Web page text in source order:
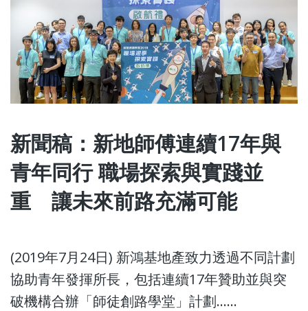
新聞稿：新地師傅連續17年與
青年同行 職場探索與實踐並
重 讓未來前路充滿可能
(2019年7月24日) 新鴻基地產致力透過不同計劃
協助青年發揮所長，包括連續17年贊助並與突
破機構合辦「師徒創路學堂」計劃......